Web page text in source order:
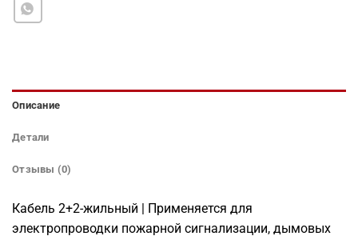
Описание
Детали
Отзывы (0)
Кабель 2+2-жильный | Применяется для
электропроводки пожарной сигнализации, дымовых